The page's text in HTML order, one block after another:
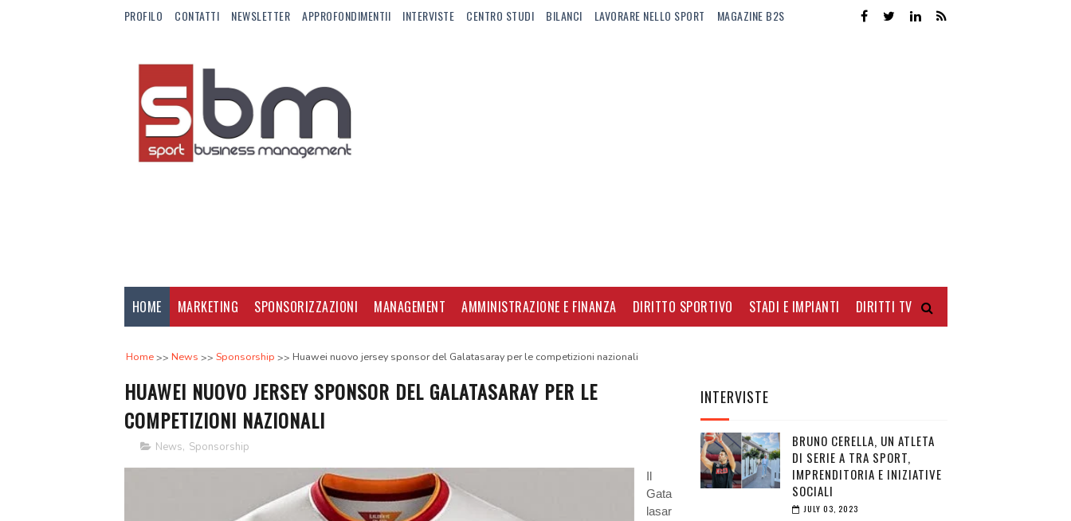
PROFILO CONTATTI NEWSLETTER APPROFONDIMENTII INTERVISTE CENTRO STUDI BILANCI LAVORARE NELLO SPORT MAGAZINE B2S
HOME MARKETING SPONSORIZZAZIONI MANAGEMENT AMMINISTRAZIONE E FINANZA DIRITTO SPORTIVO STADI E IMPIANTI DIRITTI TV
Home News Sponsorship Huawei nuovo jersey sponsor del Galatasaray per le competizioni nazionali
HUAWEI NUOVO JERSEY SPONSOR DEL GALATASARAY PER LE
COMPETIZIONI NAZIONALI
News, Sponsorship
Il
Gata
lasar
INTERVISTE
BRUNO CERELLA, UN ATLETA
DI SERIE A TRA SPORT,
IMPRENDITORIA E INIZIATIVE
SOCIALI
JULY 03, 2023